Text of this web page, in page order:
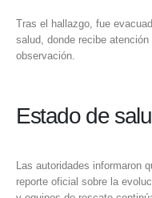
Tras el hallazgo, fue
salud, donde recibe
observación.
Estado de
Las autoridades informaron
reporte oficial sobre la